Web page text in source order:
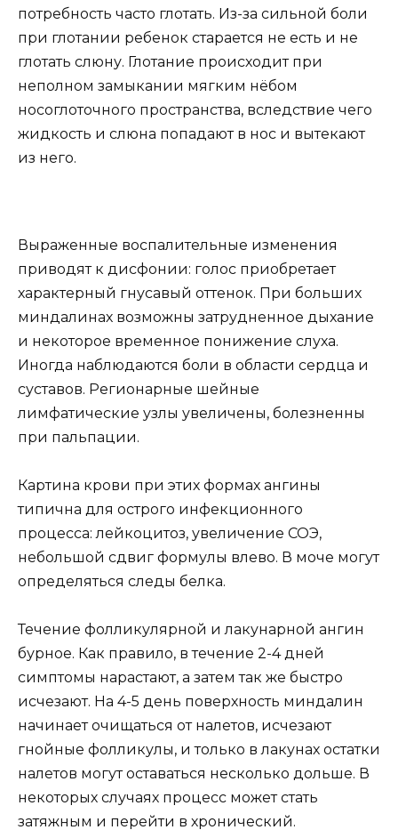
потребность часто глотать. Из-за сильной боли
при глотании ребенок старается не есть и не
глотать слюну. Глотание происходит при
неполном замыкании мягким нёбом
носоглоточного пространства, вследствие чего
жидкость и слюна попадают в нос и вытекают
из него.
Выраженные воспалительные изменения
приводят к дисфонии: голос приобретает
характерный гнусавый оттенок. При больших
миндалинах возможны затрудненное дыхание
и некоторое временное понижение слуха.
Иногда наблюдаются боли в области сердца и
суставов. Регионарные шейные
лимфатические узлы увеличены, болезненны
при пальпации.
Картина крови при этих формах ангины
типична для острого инфекционного
процесса: лейкоцитоз, увеличение СОЭ,
небольшой сдвиг формулы влево. В моче могут
определяться следы белка.
Течение фолликулярной и лакунарной ангин
бурное. Как правило, в течение 2-4 дней
симптомы нарастают, а затем так же быстро
исчезают. На 4-5 день поверхность миндалин
начинает очищаться от налетов, исчезают
гнойные фолликулы, и только в лакунах остатки
налетов могут оставаться несколько дольше. В
некоторых случаях процесс может стать
затяжным и перейти в хронический.